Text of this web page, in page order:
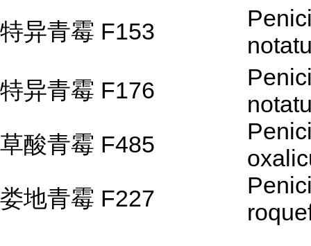
特异青霉 F153
特异青霉 F176
草酸青霉 F485
娄地青霉 F227